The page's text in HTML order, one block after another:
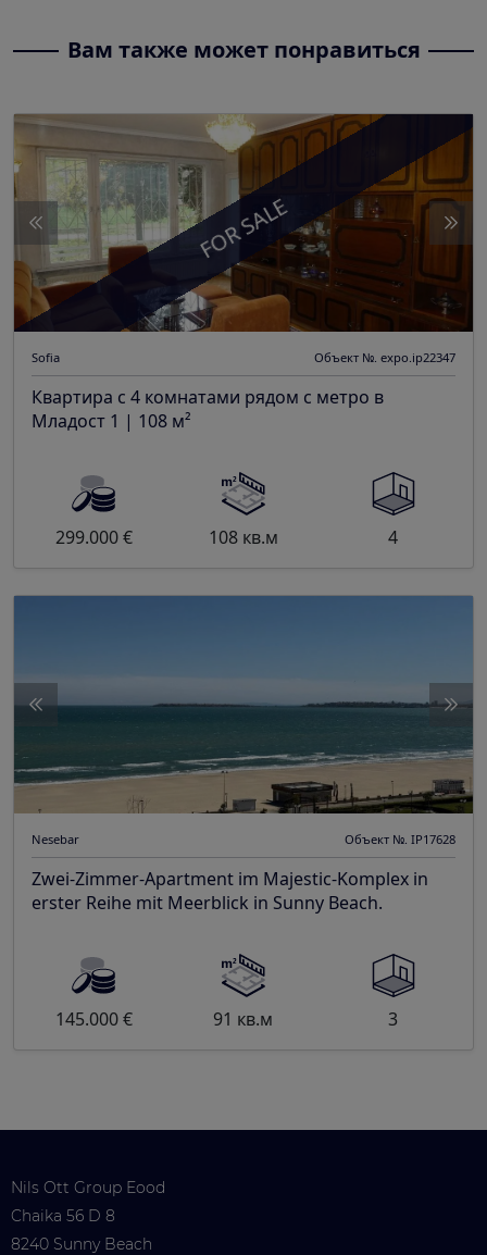
Вам также может понравиться
FOR SALE
Sofia Объект №. expo.ip22347
Квартира с 4 комнатами рядом с метро в
Младост 1 | 108 м²
299.000 € 108 кв.м 4
Nesebar Объект №. IP17628
Zwei-Zimmer-Apartment im Majestic-Komplex in
erster Reihe mit Meerblick in Sunny Beach.
145.000 € 91 кв.м 3
Nils Ott Group Eood
Chaika 56 D 8
8240 Sunny Beach